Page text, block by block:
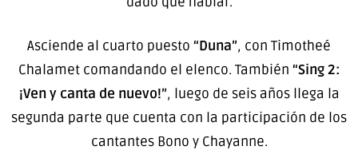
Asciende al cuarto puesto “Duna”, con Timotheé
Chalamet comandando el elenco. También “Sing 2:
¡Ven y canta de nuevo!”, luego de seis años llega la
segunda parte que cuenta con la participación de los
cantantes Bono y Chayanne.